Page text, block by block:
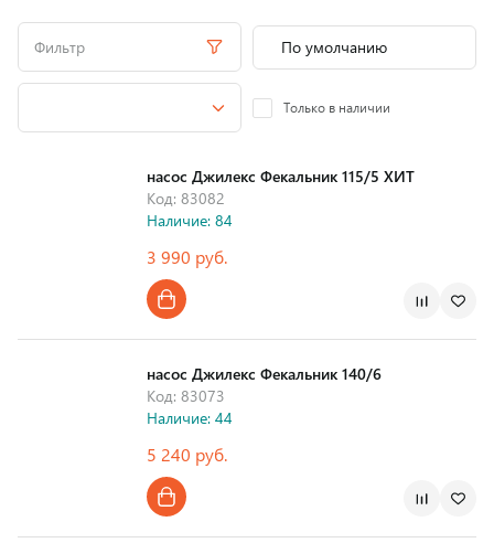
Фильтр
Только в наличии
насос Джилекс Фекальник 115/5 ХИТ
Код: 83082
Наличие: 84
3 990 руб.
насос Джилекс Фекальник 140/6
Код: 83073
Наличие: 44
5 240 руб.